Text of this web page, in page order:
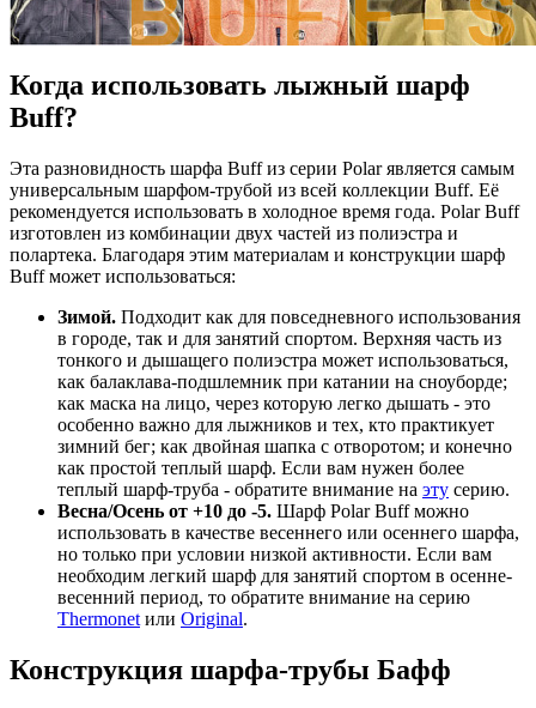
Когда использовать лыжный шарф
Buff?
Эта разновидность шарфа Buff из серии Polar является самым
универсальным шарфом-трубой из всей коллекции Buff. Её
рекомендуется использовать в холодное время года. Polar Buff
изготовлен из комбинации двух частей из полиэстра и
полартека. Благодаря этим материалам и конструкции шарф
Buff может использоваться:
Зимой. Подходит как для повседневного использования
в городе, так и для занятий спортом. Верхняя часть из
тонкого и дышащего полиэстра может использоваться,
как балаклава-подшлемник при катании на сноуборде;
как маска на лицо, через которую легко дышать - это
особенно важно для лыжников и тех, кто практикует
зимний бег; как двойная шапка с отворотом; и конечно
как простой теплый шарф. Если вам нужен более
теплый шарф-труба - обратите внимание на эту серию.
Весна/Осень от +10 до -5. Шарф Polar Buff можно
использовать в качестве весеннего или осеннего шарфа,
но только при условии низкой активности. Если вам
необходим легкий шарф для занятий спортом в осенне-
весенний период, то обратите внимание на серию
Thermonet или Original.
Конструкция шарфа-трубы Бафф